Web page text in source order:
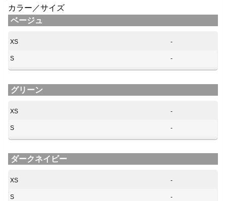
カラー／サイズ
ベージュ
XS -
S -
グリーン
XS -
S -
ダークネイビー
XS -
S -